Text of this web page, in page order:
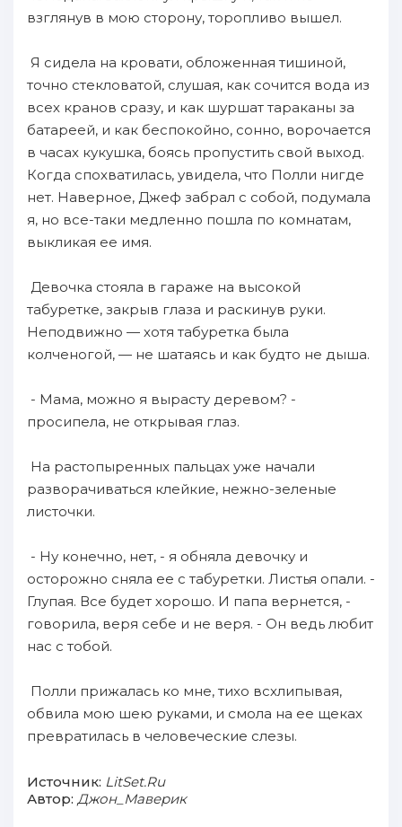
взглянув в мою сторону, торопливо вышел.
Я сидела на кровати, обложенная тишиной,
точно стекловатой, слушая, как сочится вода из
всех кранов сразу, и как шуршат тараканы за
батареей, и как беспокойно, сонно, ворочается
в часах кукушка, боясь пропустить свой выход.
Когда спохватилась, увидела, что Полли нигде
нет. Наверное, Джеф забрал с собой, подумала
я, но все-таки медленно пошла по комнатам,
выкликая ее имя.
Девочка стояла в гараже на высокой
табуретке, закрыв глаза и раскинув руки.
Неподвижно — хотя табуретка была
колченогой, — не шатаясь и как будто не дыша.
- Мама, можно я вырасту деревом? -
просипела, не открывая глаз.
На растопыренных пальцах уже начали
разворачиваться клейкие, нежно-зеленые
листочки.
- Ну конечно, нет, - я обняла девочку и
осторожно сняла ее с табуретки. Листья опали. -
Глупая. Все будет хорошо. И папа вернется, -
говорила, веря себе и не веря. - Он ведь любит
нас с тобой.
Полли прижалась ко мне, тихо всхлипывая,
обвила мою шею руками, и смола на ее щеках
превратилась в человеческие слезы.
Источник: LitSet.Ru
Автор: Джон_Маверик